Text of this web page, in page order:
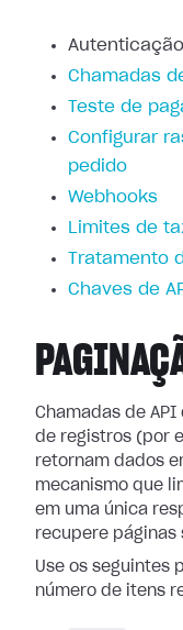
Autenticação
Chamadas
Teste de
Configurar
pedido
Webhooks
Limites de
Tratamento
Chaves de
Chamadas de
de registros (por
retornam dados
mecanismo que
em uma única
recupere páginas
Use os seguintes
número de itens